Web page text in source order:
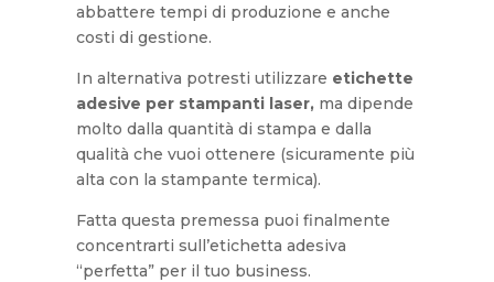
abbattere tempi di produzione e anche
costi di gestione.
In alternativa potresti utilizzare etichette
adesive per stampanti laser, ma dipende
molto dalla quantità di stampa e dalla
qualità che vuoi ottenere (sicuramente più
alta con la stampante termica).
Fatta questa premessa puoi finalmente
concentrarti sull’etichetta adesiva
“perfetta” per il tuo business.